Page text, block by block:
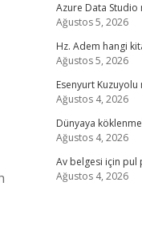
Azure Data Studio
Ağustos 5, 2026
Hz. Adem hangi
Ağustos 5, 2026
Esenyurt Kuzuyolu
Ağustos 4, 2026
Dünyaya
Ağustos 4, 2026
Av belgesi için pul
Ağustos 4, 2026